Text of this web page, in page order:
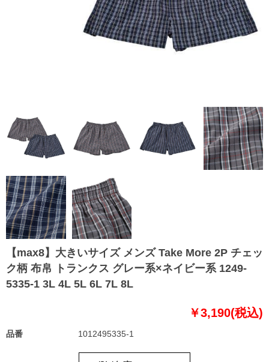
【max8】大きいサイズ メンズ Take More 2P チェッ
ク柄 布帛 トランクス グレー系×ネイビー系 1249-
5335-1 3L 4L 5L 6L 7L 8L
￥3,190(税込)
品番 1012495335-1